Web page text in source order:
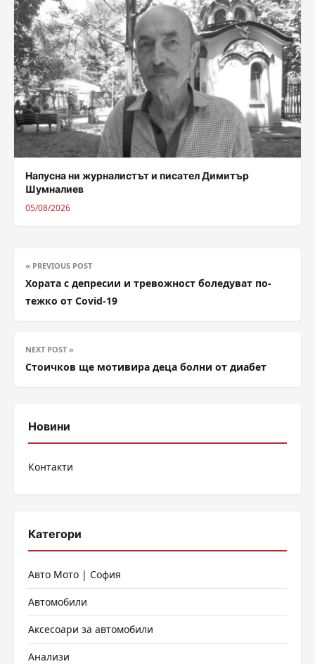
Напусна ни журналистът и писател Димитър
Шумналиев
05/08/2026
« PREVIOUS POST
Хората с депресии и тревожност боледуват по-
тежко от Covid-19
NEXT POST »
Стоичков ще мотивира деца болни от диабет
Новини
Контакти
Категори
Авто Мото | София
Автомобили
Аксесоари за автомобили
Анализи